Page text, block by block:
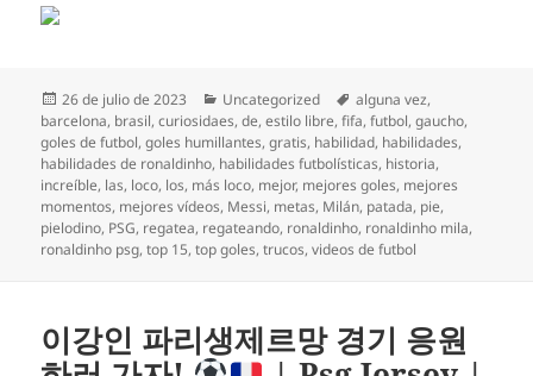
Publicado
el
26 de julio de 2023 Categorías
Uncategorized Etiquetas
alguna vez,
barcelona, brasil,curiosidaes,de,estilo libre,fifa,futbol,gaucho,
goles de futbol,goles humillantes,gratis, habilidad, habilidades,
habilidades de ronaldinho, habilidades futbolísticas, historia,
increíble, las, loco, los, más loco, mejor, mejores goles, mejores
momentos, mejores vídeos, Messi, metas, Milán, patada, pie,
pielodino, PSG, regatea, regateando, ronaldinho, ronaldinho mila,
ronaldinho psg,top 15,top goles,trucos,videos de futbol
이강인 파리생제르망 경기 응원